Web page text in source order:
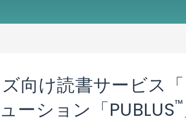
向け読書サービス
ーション「PUBLUS™